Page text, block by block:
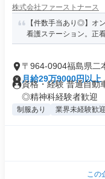
株式会社ファーストナース
【件数手当あり◎】オ
看護ステーション。正
〒964-0904福島県二
月給29万9000円以上
資格・経験 普通自動
◎精神科経験者歓迎
制服あり 業界未経験歓迎
この